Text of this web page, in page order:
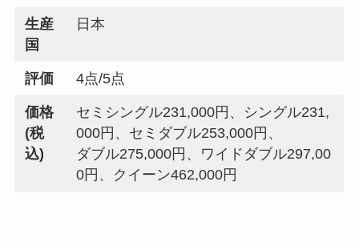
生産
国
日本
評価 4点/5点
価格
(税
込)
セミシングル231,000円、シングル231,
000円、セミダブル253,000円、
ダブル275,000円、ワイドダブル297,00
0円、クイーン462,000円